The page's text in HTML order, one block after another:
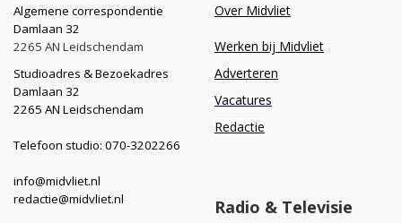
Algemene correspondentie
Damlaan 32
2265 AN Leidschendam
Studioadres & Bezoekadres
Damlaan 32
2265 AN Leidschendam
Telefoon studio: 070-3202266
info@midvliet.nl
redactie@midvliet.nl
Over Midvliet
Werken bij Midvliet
Adverteren
Vacatures
Redactie
Radio & Televisie